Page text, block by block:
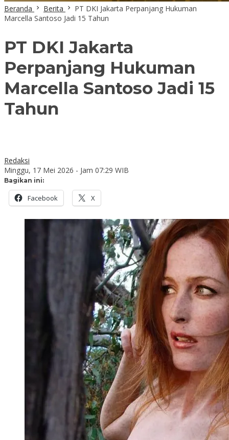
Beranda Berita
PT DKI Jakarta Perpanjang Hukuman
Marcella Santoso Jadi 15 Tahun
PT DKI Jakarta
Perpanjang Hukuman
Marcella Santoso Jadi 15
Tahun
Redaksi
Minggu, 17 Mei 2026 - Jam 07:29 WIB
Bagikan ini:
Facebook X